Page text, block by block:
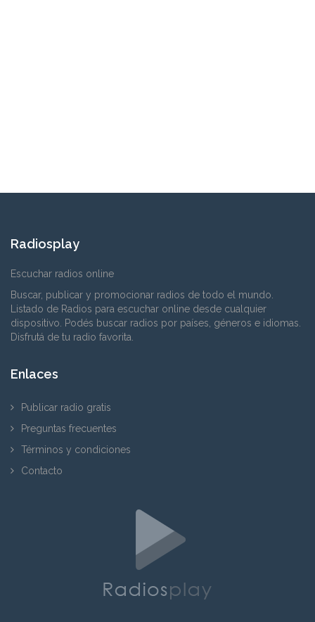
Radiosplay
Escuchar radios online
Buscar, publicar y promocionar radios de todo el mundo.
Listado de Radios para escuchar online desde cualquier
dispositivo. Podés buscar radios por países, géneros e idiomas.
Disfrutá de tu radio favorita.
Enlaces
Publicar radio gratis
Preguntas frecuentes
Términos y condiciones
Contacto